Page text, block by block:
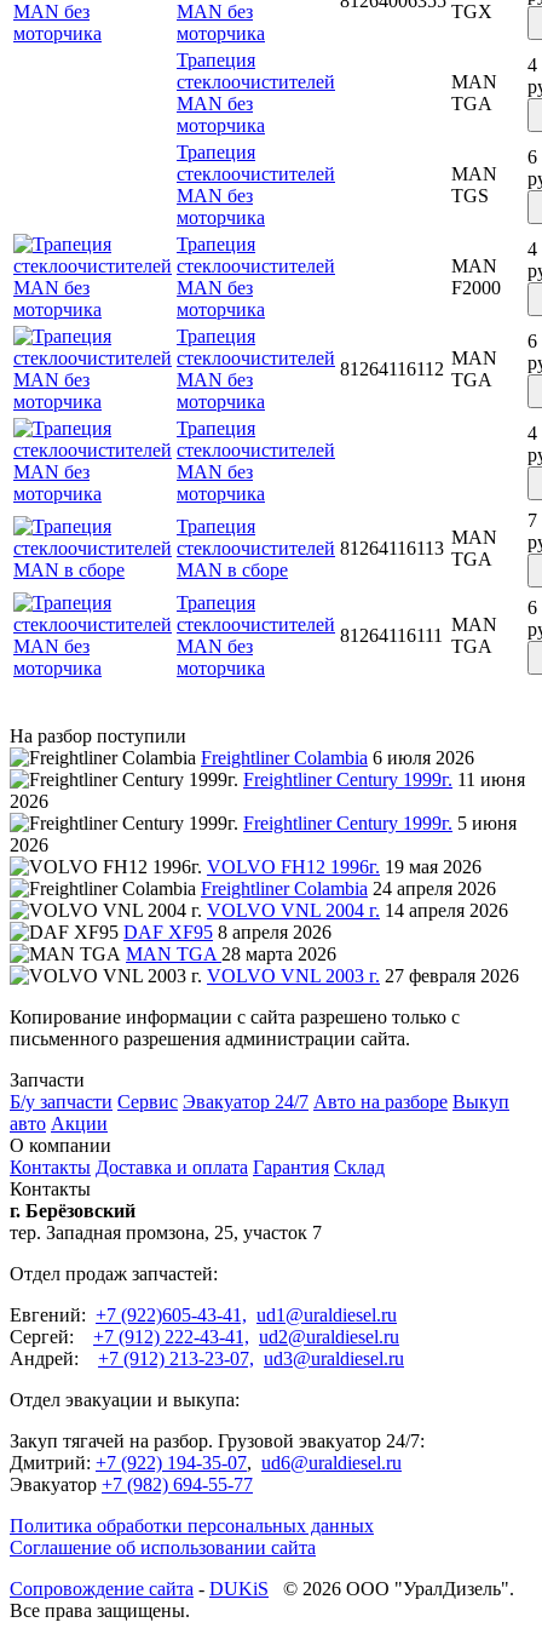
MAN без
моторчика
TGX
Трапеция
стеклоочистителей
MAN без
моторчика
MAN
TGA
4
Трапеция
стеклоочистителей
MAN без
моторчика
MAN
TGS
6
Трапеция
стеклоочистителей
MAN без
моторчика
MAN
F2000
4
Трапеция
стеклоочистителей
MAN без
моторчика
81264116112
MAN
TGA
6
Трапеция
стеклоочистителей
MAN без
моторчика
4
Трапеция
стеклоочистителей
MAN в сборе
81264116113
MAN
TGA
7
Трапеция
стеклоочистителей
MAN без
моторчика
81264116111
MAN
TGA
6
На разбор поступили
Freightliner Colambia 6 июля 2026
Freightliner Century 1999г. 11 июня
2026
Freightliner Century 1999г. 5 июня
2026
VOLVO FH12 1996г. 19 мая 2026
Freightliner Colambia 24 апреля 2026
VOLVO VNL 2004 г. 14 апреля 2026
DAF XF95 8 апреля 2026
MAN TGA 28 марта 2026
VOLVO VNL 2003 г. 27 февраля 2026
Копирование информации с сайта разрешено только с
письменного разрешения администрации сайта.
Запчасти
Б/у запчасти Сервис Эвакуатор 24/7 Авто на разборе Выкуп
авто Акции
О компании
Контакты Доставка и оплата Гарантия Склад
Контакты
г. Берёзовский
тер. Западная промзона, 25, участок 7
Отдел продаж запчастей:
Евгений: +7 (922)605-43-41, ud1@uraldiesel.ru
Сергей: +7 (912) 222-43-41, ud2@uraldiesel.ru
Андрей: +7 (912) 213-23-07, ud3@uraldiesel.ru
Отдел эвакуации и выкупа:
Закуп тягачей на разбор. Грузовой эвакуатор 24/7:
Дмитрий: +7 (922) 194-35-07, ud6@uraldiesel.ru
Эвакуатор +7 (982) 694-55-77
Политика обработки персональных данных
Соглашение об использовании сайта
Cопровождение сайта - DUKiS © 2026 ООО "УралДизель".
Все права защищены.